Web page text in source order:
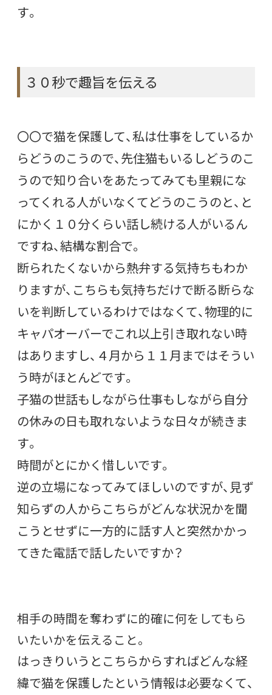
す。
３０秒で趣旨を伝える
〇〇で猫を保護して、私は仕事をしているか
らどうのこうので、先住猫もいるしどうのこ
うので知り合いをあたってみても里親にな
ってくれる人がいなくてどうのこうのと、と
にかく１０分くらい話し続ける人がいるん
ですね、結構な割合で。
断られたくないから熱弁する気持ちもわか
りますが、こちらも気持ちだけで断る断らな
いを判断しているわけではなくて、物理的に
キャパオーバーでこれ以上引き取れない時
はありますし、４月から１１月まではそうい
う時がほとんどです。
子猫の世話もしながら仕事もしながら自分
の休みの日も取れないような日々が続きま
す。
時間がとにかく惜しいです。
逆の立場になってみてほしいのですが、見ず
知らずの人からこちらがどんな状況かを聞
こうとせずに一方的に話す人と突然かかっ
てきた電話で話したいですか？
相手の時間を奪わずに的確に何をしてもら
いたいかを伝えること。
はっきりいうとこちらからすればどんな経
緯で猫を保護したという情報は必要なくて、